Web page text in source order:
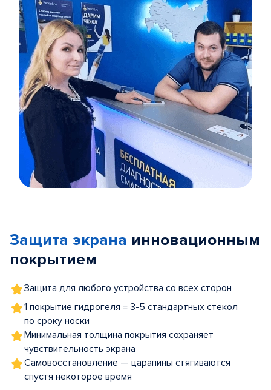
5
Защита экрана инновационным
покрытием
Защита для любого устройства со всех сторон
1 покрытие гидрогеля = 3-5 стандартных стекол
по сроку носки
Минимальная толщина покрытия сохраняет
чувствительность экрана
Самовосстановление — царапины стягиваются
спустя некоторое время